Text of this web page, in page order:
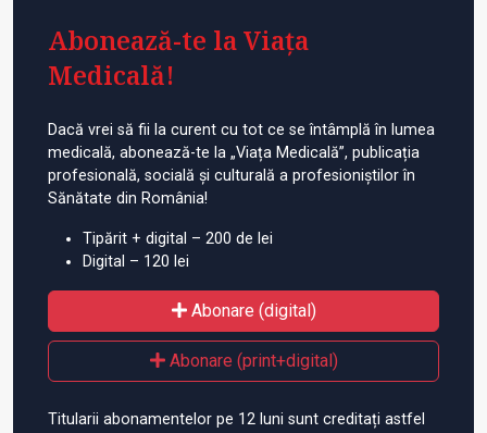
Abonează-te la Viața
Medicală!
Dacă vrei să fii la curent cu tot ce se întâmplă în lumea
medicală, abonează-te la „Viața Medicală”, publicația
profesională, socială și culturală a profesioniștilor în
Sănătate din România!
Tipărit + digital – 200 de lei
Digital – 120 lei
Abonare (digital)
Abonare (print+digital)
Titularii abonamentelor pe 12 luni sunt creditați astfel